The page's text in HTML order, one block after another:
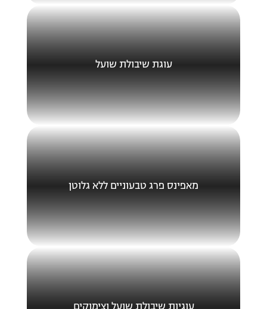
עוגת שיבולת שועל
מאפינס פרג טבעוניים ללא גלוטן